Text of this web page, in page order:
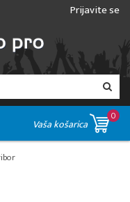
Prijavite se
Vaša košarica
0